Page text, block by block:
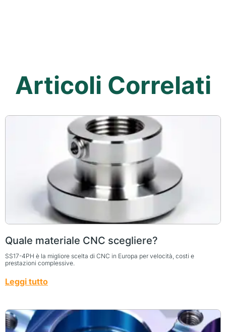
Articoli Correlati
Quale materiale CNC scegliere?
SS17-4PH è la migliore scelta di CNC in Europa per velocità, costi e
prestazioni complessive.
Leggi tutto